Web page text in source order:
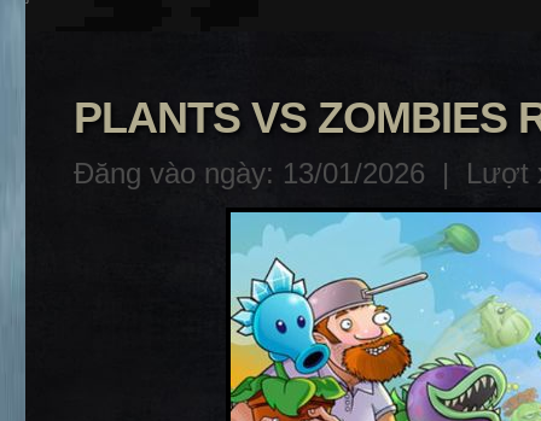
PLANTS VS ZOMBIES
Đăng vào ngày: 13/01/2026 | Lượt